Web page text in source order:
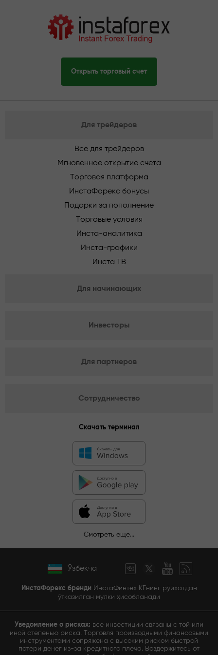
Открыть торговый счет
Для трейдеров
Все для трейдеров
Мгновенное открытие счета
Торговая платформа
ИнстаФорекс бонусы
Подарки за пополнение
Торговые условия
Инста-аналитика
Инста-графики
Инста ТВ
Для начинающих
Инвесторы
Для партнеров
Сотрудничество
Скачать терминал
Смотреть еще...
Ўзбекча
ИнстаФорекс бренди ИнстаФинтех КГнинг рўйхатдан
ўтказилган мулки ҳисобланади
Уведомление о рисках: все инвестиции связаны с той или
иной степенью риска. Торговля производными финансовыми
инструментами сопряжена с высоким риском быстрой
потери денег из-за кредитного плеча. Воздержитесь от